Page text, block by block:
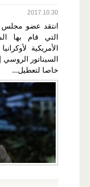
2017.10.30
انتقد عضو مجلس
التي قام بها
الأمريكية
السيناتور الروسي
خاصا لتعطيل...